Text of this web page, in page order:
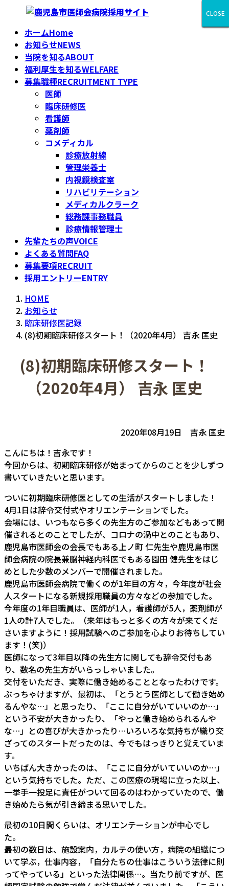
ホームHome
お知らせNEWS
当院を知るABOUT
福利厚生を知るWELFARE
募集職種RECRUITMENT TYPE
医師
臨床研修医
看護師
薬剤師
コメディカル
診療放射線
管理栄養士
内視鏡検査室
リハビリテーション
メディカルクラーク
総務課事務職員
診療情報管理士
先輩たちの声VOICE
よくある質問FAQ
募集要項RECRUIT
採用エントリーENTRY
HOME
お知らせ
臨床研修医記録
(8)初期臨床研修スタート！（2020年4月） 吉永 匡史
(8)初期臨床研修スタート！
（2020年4月） 吉永 匡史
2020年08月19日 吉永 匡史
こんにちは！吉永です！
今回からは、初期臨床研修が始まってからのことを少しずつ
書いていきたいと思います。
ついに初期臨床研修医としての生活がスタートしました！
4月1日は辞令交付式やオリエンテーションでした。
会場には、いつもなら多くの先生方のご参加などもあって開
催されるとのことでしたが、コロナの渦中とのこともあり、
鹿児島市医師会の会長でもある上ノ町 仁先生や鹿児島市医
師会病院の院長兼脳神経内科医でもある園田 健先生をはじ
めとした少数のメンバーで開催されました。
鹿児島市医師会病院で働くのが1年目の方々，今年度が社会
人スタートになる新規採用職員の方々などの参加でした。
今年度の1年目職員は、医師が1人，看護師が5人，薬剤師が
1人の計7人でした。（来年はもっと多くの方々が来てくだ
さいますように！採用試験へのご参加を心よりお待ちしてい
ます！(笑)）
医師になって3年目以降の先生方に関しても辞令交付もあ
り、数名の先生方がいらっしゃいました。
交付をいただき、実際に働き始めることとなったわけです。
ぶっちゃけますが、最初は、「とうとう医師として働き始め
るんやな…」と思ったり、「ここに自分がいていいのか…」
という不安が大きかったり、「やっと働き始められるんや
な…」との喜びが大きかったり…いろいろな気持ちが織り交
ざってのスタートだったのは、今でもはっきりと覚えていま
す。
いちばん大きかったのは、「ここに自分がいていいのか…」
という気持ちでした。ただ、この医療の現場に立った以上、
一挙手一投足に責任がついて回るのはわかっていたので、働
き始めたら気が引き締まる思いでした。
最初の10日間くらいは、オリエンテーションが中心でし
た。
最初の数日は、施設案内，カルテの使い方，病院の組織につ
いて学ぶ，仕事内容，「自分たちの仕事はこういう法律に則
ってやっている」といった法律関係…。当たり前ですが、医
CLOSE
CLOSE
CLOSE
CLOSE
CLOSE
CLOSE
CLOSE
CLOSE
CLOSE